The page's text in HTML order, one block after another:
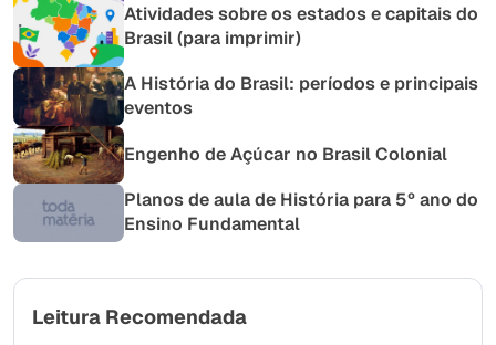
Atividades sobre os estados e capitais do
Brasil (para imprimir)
A História do Brasil: períodos e principais
eventos
Engenho de Açúcar no Brasil Colonial
Planos de aula de História para 5º ano do
Ensino Fundamental
Leitura Recomendada